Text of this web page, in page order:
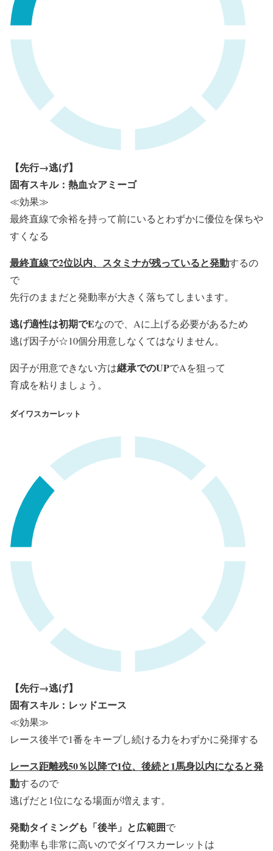
【先行→逃げ】
固有スキル：熱血☆アミーゴ
≪効果≫
最終直線で余裕を持って前にいるとわずかに優位を保ちや
すくなる
最終直線で2位以内、スタミナが残っていると発動するの
で
先行のままだと発動率が大きく落ちてしまいます。
逃げ適性は初期でEなので、Aに上げる必要があるため
逃げ因子が☆10個分用意しなくてはなりません。
因子が用意できない方は継承でのUPでAを狙って
育成を粘りましょう。
ダイワスカーレット
【先行→逃げ】
固有スキル：レッドエース
≪効果≫
レース後半で1番をキープし続ける力をわずかに発揮する
レース距離残50％以降で1位、後続と1馬身以内になると発
動するので
逃げだと1位になる場面が増えます。
発動タイミングも「後半」と広範囲で
発動率も非常に高いのでダイワスカーレットは